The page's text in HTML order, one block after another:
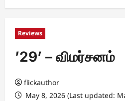
Reviews
’29’ – விமர்சனம்
flickauthor
May 8, 2026 (Last updated: